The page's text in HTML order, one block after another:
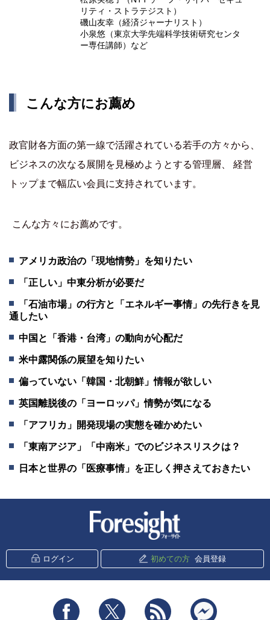
リティ・ストラテジスト）
磯山友幸（経済ジャーナリスト）
小泉悠（東京大学先端科学技術研究センタ
ー専任講師）など
こんな方にお薦め
政官財各方面の第一線で活躍されている若手の方々から、
ビジネスの次なる展開を見極めようとする管理層、 経営
トップまで幅広い会員に支持されています。
こんな方々にお薦めです。
アメリカ政治の「現地情勢」を知りたい
「正しい」中東分析が必要だ
「石油市場」の行方と「エネルギー事情」の先行きを見
通したい
中国と「香港・台湾」の動向が心配だ
米中露関係の展望を知りたい
偏っていない「韓国・北朝鮮」情報が欲しい
英国離脱後の「ヨーロッパ」情勢が気になる
「アフリカ」開発現場の実態を確かめたい
「東南アジア」「中南米」でのビジネスリスクは？
日本と世界の「医療事情」を正しく押さえておきたい
ログイン 初めての方 会員登録
Facebook Twitter RSS